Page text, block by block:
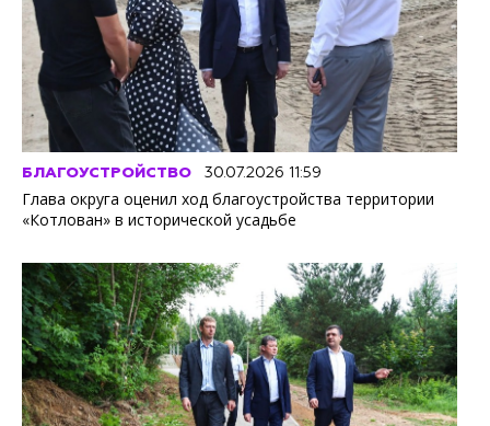
БЛАГОУСТРОЙСТВО 30.07.2026 11:59
Глава округа оценил ход благоустройства территории
«Котлован» в исторической усадьбе